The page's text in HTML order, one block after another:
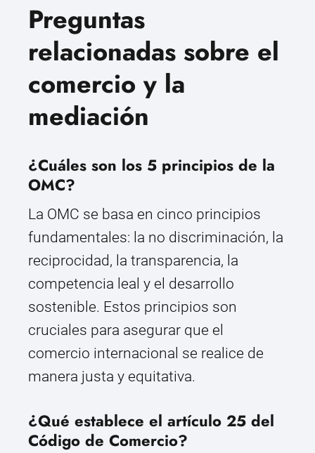
Preguntas
relacionadas sobre el
comercio y la
mediación
¿Cuáles son los 5 principios de la
OMC?
La OMC se basa en cinco principios
fundamentales: la no discriminación, la
reciprocidad, la transparencia, la
competencia leal y el desarrollo
sostenible. Estos principios son
cruciales para asegurar que el
comercio internacional se realice de
manera justa y equitativa.
¿Qué establece el artículo 25 del
Código de Comercio?